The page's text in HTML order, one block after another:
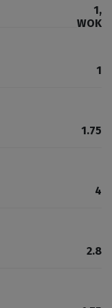
1,
WOK
1
1.75
4
2.8